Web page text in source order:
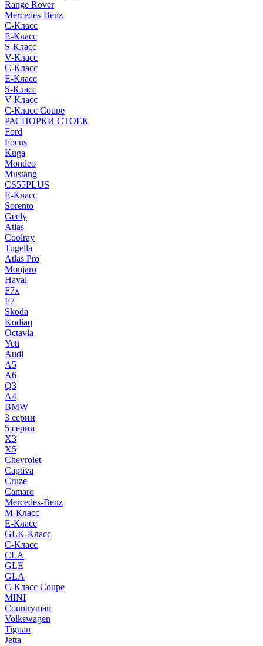
Range Rover
Mercedes-Benz
C-Класс
E-Класс
S-Класс
V-Класс
C-Класс
E-Класс
S-Класс
V-Класс
C-Класс Coupe
РАСПОРКИ СТОЕК
Ford
Focus
Kuga
Mondeo
Mustang
CS55PLUS
E-Класс
Sorento
Geely
Atlas
Coolray
Tugella
Atlas Pro
Monjaro
Haval
F7x
F7
Skoda
Kodiaq
Octavia
Yeti
Audi
A5
A6
Q3
A4
BMW
3 серии
5 серии
X3
X5
Chevrolet
Captiva
Cruze
Camaro
Mercedes-Benz
M-Класс
E-Класс
GLK-Класс
C-Класс
CLA
GLE
GLA
C-Класс Coupe
MINI
Countryman
Volkswagen
Tiguan
Jetta